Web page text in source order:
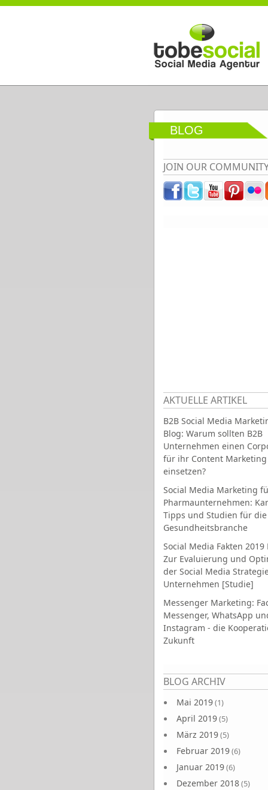
Direkt zum Inhalt
BLOG
JOIN OUR
AKTUELLE ARTIKEL
B2B Social Media
Blog: Warum sollten B2B
Unternehmen einen
für ihr Content Marketing
einsetzen?
Social Media Marketing
Pharmaunternehmen:
Tipps und Studien für die
Gesundheitsbranche
Social Media Fakten 2019
Zur Evaluierung und
der Social Media
Unternehmen [Studie]
Messenger Marketing:
Messenger, WhatsApp
Instagram - die
Zukunft
BLOG ARCHIV
Mai 2019(1)
April 2019(5)
März 2019(5)
Februar 2019(6)
Januar 2019(6)
Dezember 2018(5)
Seiten